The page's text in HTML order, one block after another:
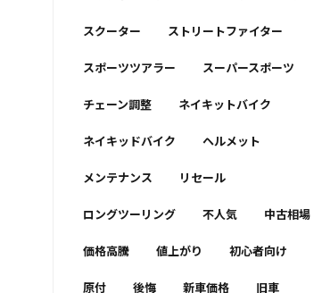
スクーター ストリートファイター
スポーツツアラー スーパースポーツ
チェーン調整 ネイキットバイク
ネイキッドバイク ヘルメット
メンテナンス リセール
ロングツーリング 不人気 中古相場
価格高騰 値上がり 初心者向け
原付 後悔 新車価格 旧車